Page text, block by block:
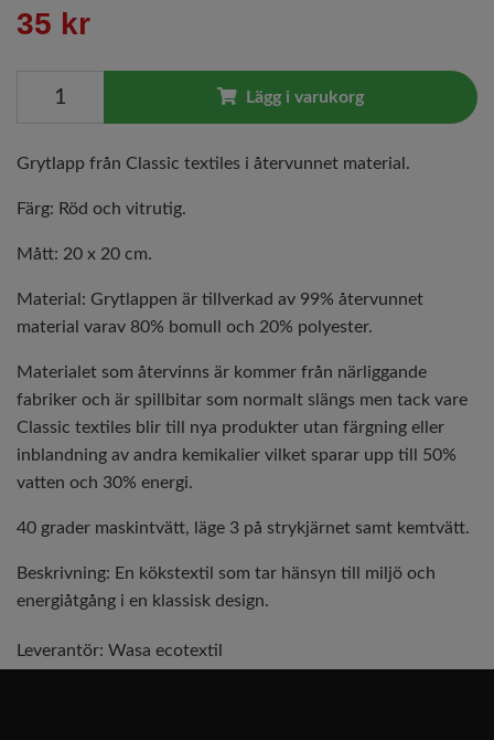
35 kr
Lägg i varukorg
Grytlapp från Classic textiles i återvunnet material.
Färg: Röd och vitrutig.
Mått: 20 x 20 cm.
Material: Grytlappen är tillverkad av 99% återvunnet
material varav 80% bomull och 20% polyester.
Materialet som återvinns är kommer från närliggande
fabriker och är spillbitar som normalt slängs men tack vare
Classic textiles blir till nya produkter utan färgning eller
inblandning av andra kemikalier vilket sparar upp till 50%
vatten och 30% energi.
40 grader maskintvätt, läge 3 på strykjärnet samt kemtvätt.
Beskrivning: En kökstextil som tar hänsyn till miljö och
energiåtgång i en klassisk design.
Leverantör: Wasa ecotextil